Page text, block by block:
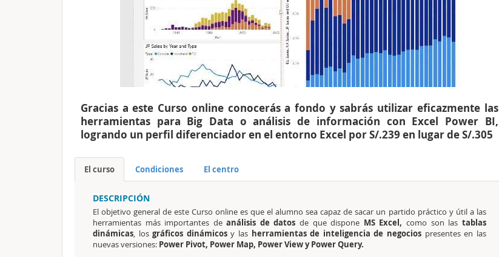
Gracias a este Curso online conocerás a fondo y sabrás utilizar eficazmente las
herramientas para Big Data o análisis de información con Excel Power BI,
logrando un perfil diferenciador en el entorno Excel por S/.239 en lugar de S/.305
El curso Condiciones El centro
DESCRIPCIÓN
El objetivo general de este Curso online es que el alumno sea capaz de sacar un partido práctico y útil a las
herramientas más importantes deanálisis de datos de que dispone MS Excel, como son las tablas
dinámicas, losgráficos dinámicosy lasherramientas de inteligencia de negocios presentes en las
nuevas versiones: Power Pivot, Power Map, Power View y Power Query.